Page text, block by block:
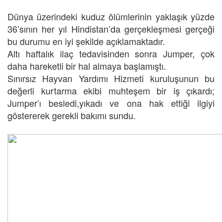
Dünya üzerindeki kuduz ölümlerinin yaklaşık yüzde
36’sının her yıl Hindistan’da gerçekleşmesi gerçeği
bu durumu en iyi şekilde açıklamaktadır.
Altı haftalık ilaç tedavisinden sonra Jumper, çok
daha hareketli bir hal almaya başlamıştı.
Sınırsız Hayvan Yardımı Hizmeti kuruluşunun bu
değerli kurtarma ekibi muhteşem bir iş çıkardı;
Jumper’ı besledi,yıkadı ve ona hak ettiği ilgiyi
göstererek gerekli bakımı sundu.